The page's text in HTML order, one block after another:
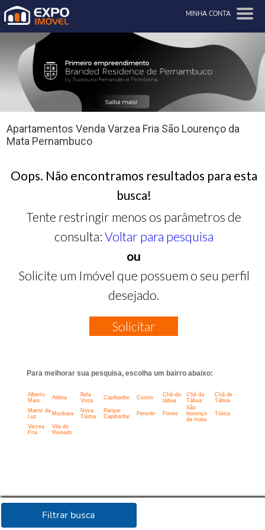
MINHA CONTA
Filtrar busca
Apartamentos Venda Varzea Fria São Lourenço da
Mata Pernambuco
Oops. Não encontramos resultados para esta
busca!
Tente restringir menos os parâmetros de
consulta: Voltar para pesquisa
ou
Solicite um Imóvel que possuem o seu perfil
desejado.
Solicitar
Para melhorar sua pesquisa, escolha um bairro abaixo:
Alberto
Maia
Aldeia
Bela
Vista
Capibaribe Centro
Chã-da-
tábua
Chã da
Tábua
Chã de
Tábua
Matriz da
Luz
Muribara
Nova
Tiúma
Parque
Capibaribe
Penedo Pixete
São
lourenço
da mata
Tiúma
Varzea
Fria
Vila do
Reinado